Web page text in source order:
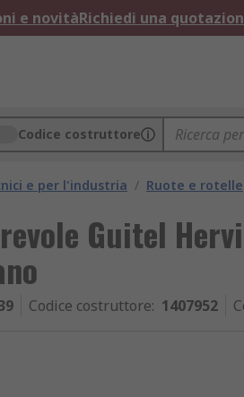
e novitàRichiedi una
Codice costruttore
e per l'industria / Ruote e rotelle
Guitel
Codice costruttore: 1407952